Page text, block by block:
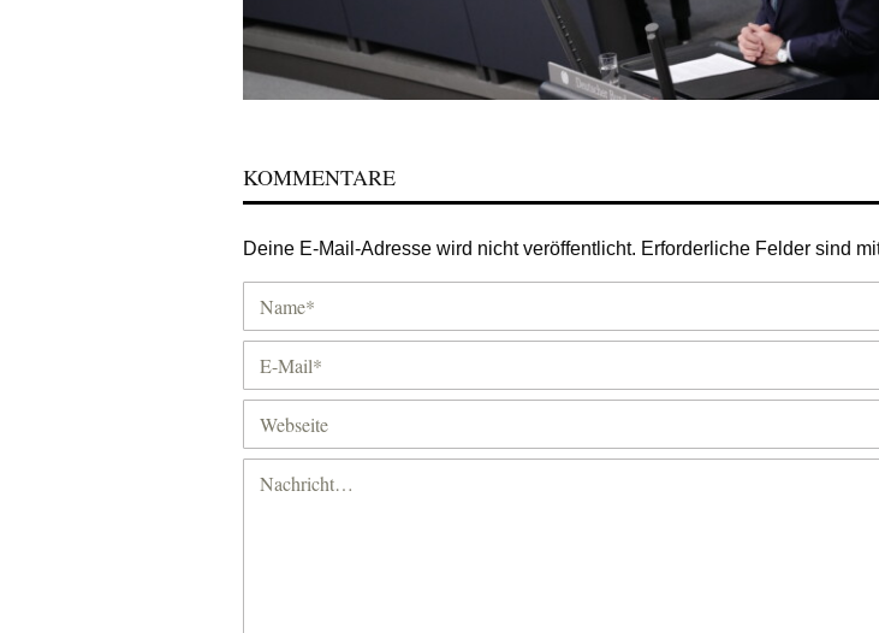
KOMMENTARE
Deine E-Mail-Adresse wird nicht veröffentlicht. Erforderliche Felder sind